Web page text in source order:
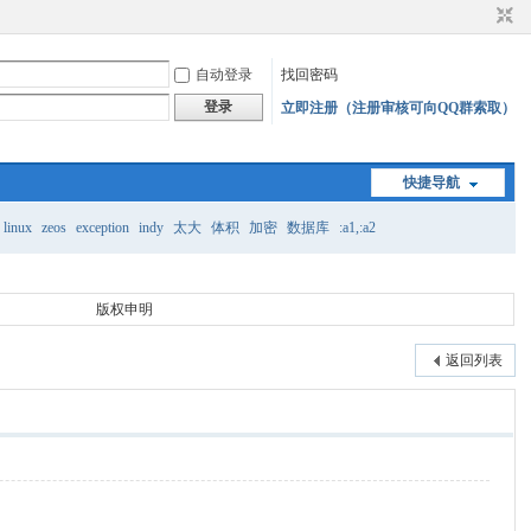
自动登录
找回密码
登录 立即注册（注册审核可向QQ群索取）
快捷导航
linux zeos exception indy 太大 体积 加密 数据库 :a1,:a2
版权申明
返回列表